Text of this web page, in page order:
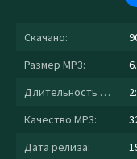
Скачано:
Размер MP3:
Длительность MP3:
Качество MP3:
Дата релиза: